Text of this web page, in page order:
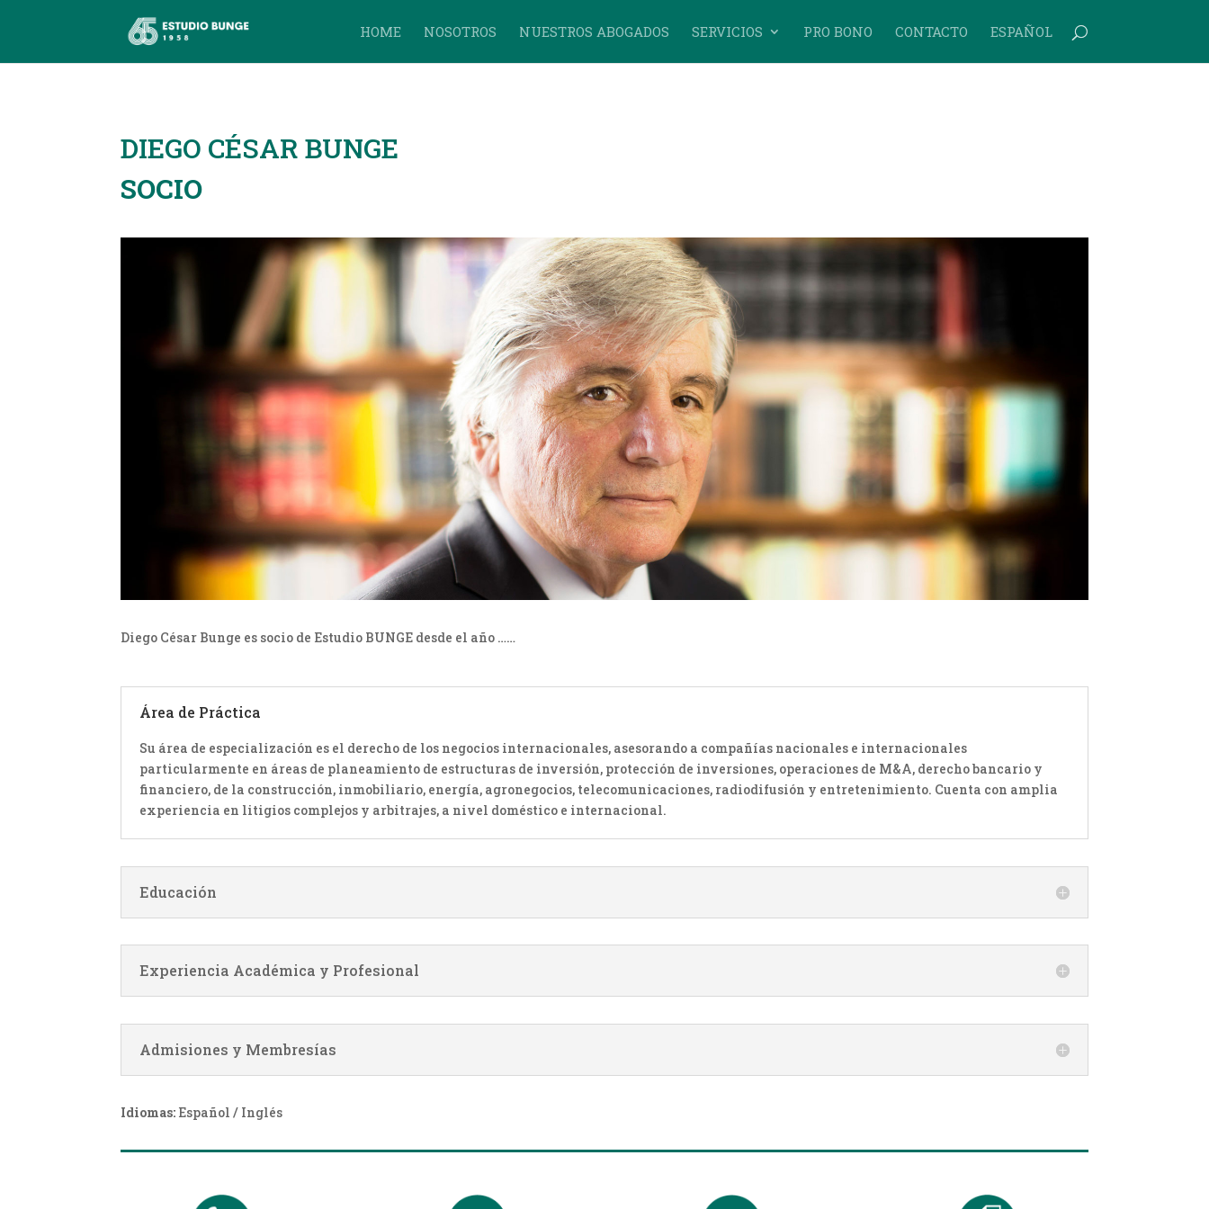
HOME NOSOTROS NUESTROS ABOGADOS SERVICIOS PRO BONO CONTACTO ESPAÑOL
DIEGO CÉSAR BUNGE
SOCIO
Diego César Bunge es socio de Estudio BUNGE desde el año ……
Área de Práctica
Su área de especialización es el derecho de los negocios internacionales, asesorando a compañías nacionales e internacionales
particularmente en áreas de planeamiento de estructuras de inversión, protección de inversiones, operaciones de M&A, derecho bancario y
financiero, de la construcción, inmobiliario, energía, agronegocios, telecomunicaciones, radiodifusión y entretenimiento. Cuenta con amplia
experiencia en litigios complejos y arbitrajes, a nivel doméstico e internacional.
Educación
Experiencia Académica y Profesional
Admisiones y Membresías
Idiomas: Español / Inglés